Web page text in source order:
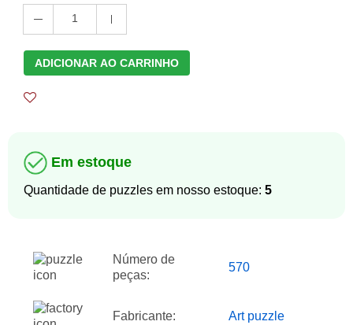
1
ADICIONAR AO CARRINHO
Em estoque
Quantidade de puzzles em nosso estoque: 5
Número de
peças:
570
Fabricante: Art puzzle